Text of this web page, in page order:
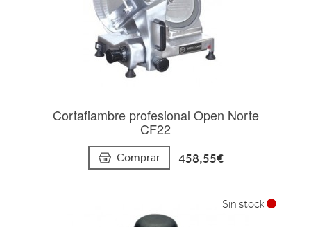
Cortafiambre profesional Open Norte
CF22
Comprar 458,55€
Sin stock